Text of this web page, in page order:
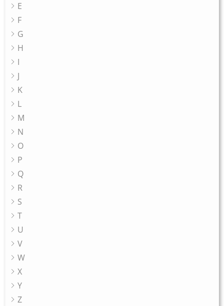
E
F
G
H
I
J
K
L
M
N
O
P
Q
R
S
T
U
V
W
X
Y
Z